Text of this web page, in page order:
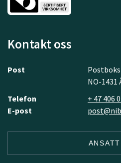
Kontakt oss
Post
Postboks
NO-1431
Telefon
+ 47 406
E-post